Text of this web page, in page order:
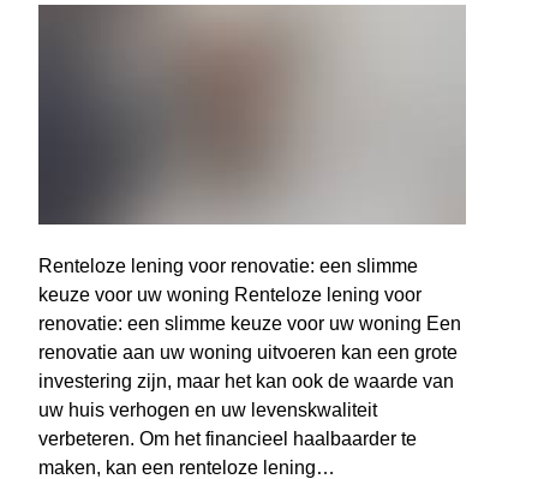
Renteloze lening voor renovatie: een slimme
keuze voor uw woning Renteloze lening voor
renovatie: een slimme keuze voor uw woning Een
renovatie aan uw woning uitvoeren kan een grote
investering zijn, maar het kan ook de waarde van
uw huis verhogen en uw levenskwaliteit
verbeteren. Om het financieel haalbaarder te
maken, kan een renteloze lening…